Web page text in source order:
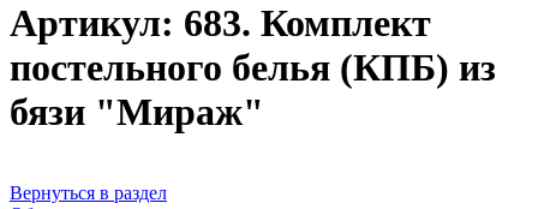
Артикул: 683. Комплект
постельного белья (КПБ) из
бязи "Мираж"
Вернуться в раздел